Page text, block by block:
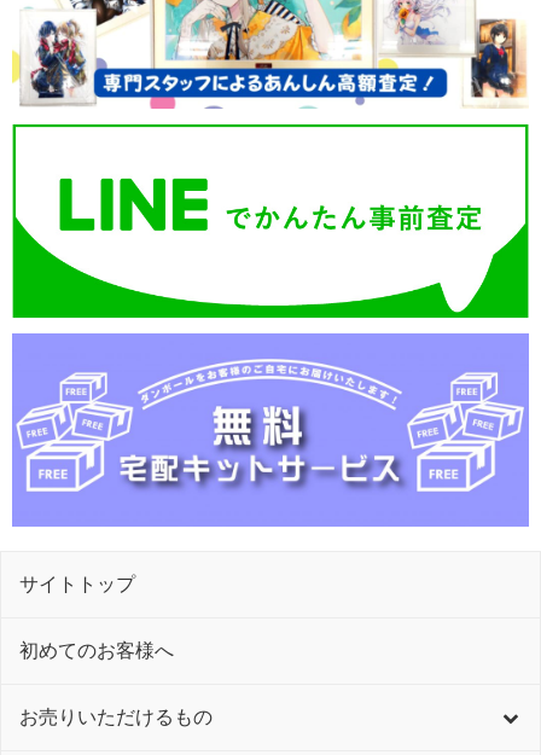
サイトトップ
初めてのお客様へ
お売りいただけるもの